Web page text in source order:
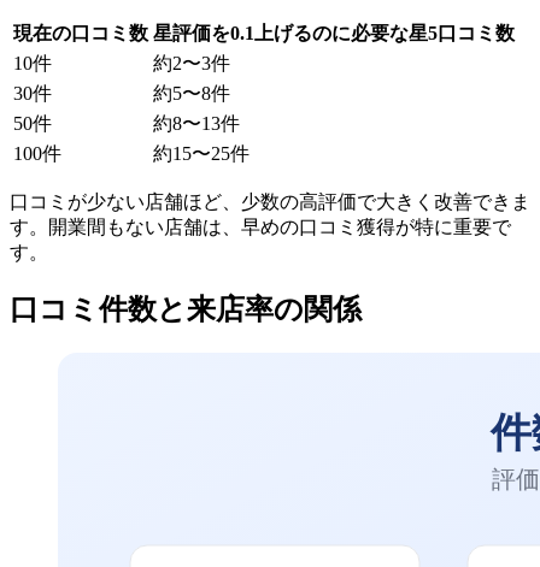
現在の口コミ数 星評価を0.1上げるのに必要な星5口コミ数
10件
約2〜3件
30件
約5〜8件
50件
約8〜13件
100件
約15〜25件
口コミが少ない店舗ほど、少数の高評価で大きく改善できま
す。開業間もない店舗は、早めの口コミ獲得が特に重要で
す。
口コミ件数と来店率の関係